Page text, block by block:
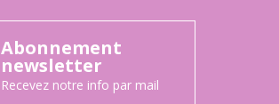
Abonnement
newsletter
Recevez notre info par mail